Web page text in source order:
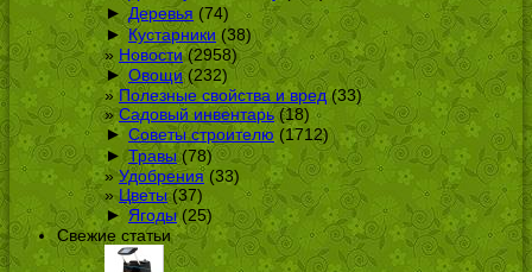
► Деревья (74)
► Кустарники (38)
Новости(2958)
► Овощи(232)
Полезные свойства и вред(33)
Садовый инвентарь(18)
► Советы строителю (1712)
► Травы(78)
Удобрения(33)
Цветы(37)
► Ягоды(25)
Свежие статьи